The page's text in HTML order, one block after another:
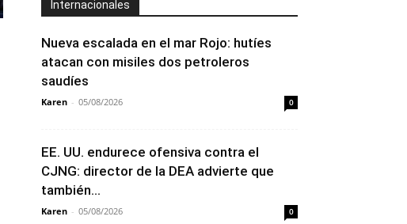
Internacionales
Nueva escalada en el mar Rojo: hutíes
atacan con misiles dos petroleros
saudíes
Karen - 05/08/2026 0
EE. UU. endurece ofensiva contra el
CJNG: director de la DEA advierte que
también...
Karen - 05/08/2026 0